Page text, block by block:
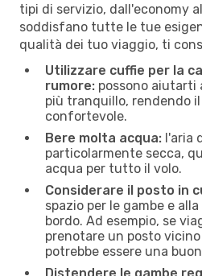
tipi di servizio, dall'economy
soddisfano tutte le tue
qualità dei tuo viaggio, ti
Utilizzare cuffie per la
rumore: possono aiutarti
più tranquillo, rendendo
confortevole.
Bere molta acqua: l'aria
particolarmente secca,
acqua per tutto il volo.
Considerare il posto in
spazio per le gambe e
bordo. Ad esempio, se
prenotare un posto
potrebbe essere una